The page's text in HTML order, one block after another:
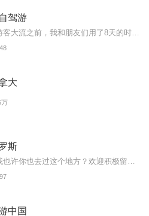
驾游
大
万
斯
中国